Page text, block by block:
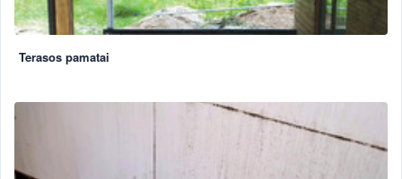
Terasos pamatai